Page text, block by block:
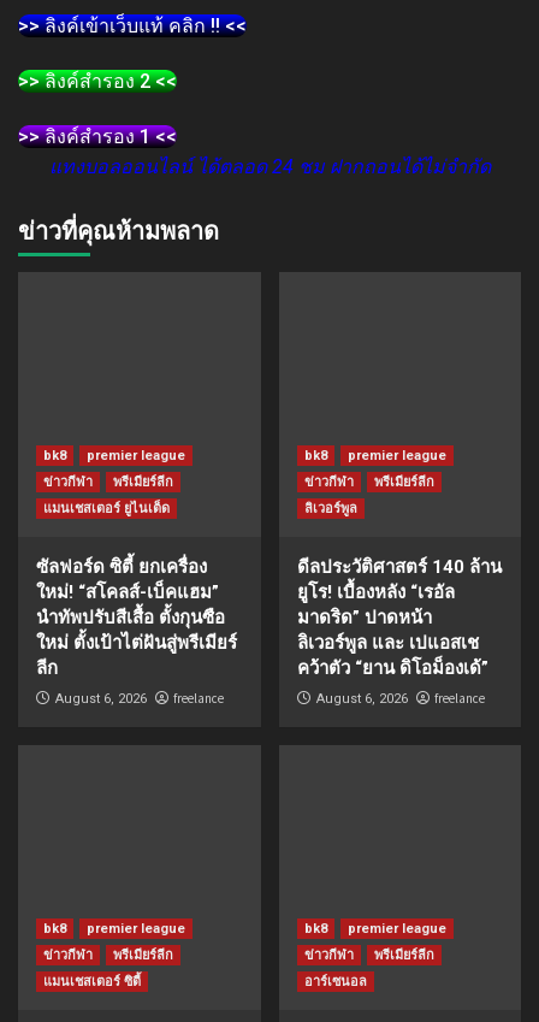
>> ลิงค์เข้าเว็บแท้ คลิก !! <<
>> ลิงค์สำรอง 2 <<
>> ลิงค์สำรอง 1 <<
แทงบอลออนไลน์ ได้ตลอด 24 ชม ฝากถอนได้ไม่จำกัด
ข่าวที่คุณห้ามพลาด
bk8
premier league
ข่าวกีฬา
พรีเมียร์ลีก
แมนเชสเตอร์ ยูไนเต็ด
ซัลฟอร์ด ซิตี้ ยกเครื่อง
ใหม่! “สโคลส์-เบ็คแฮม”
นำทัพปรับสีเสื้อ ตั้งกุนซือ
ใหม่ ตั้งเป้าไต่ฝันสู่พรีเมียร์
ลีก
August 6, 2026 freelance
bk8
premier league
ข่าวกีฬา
พรีเมียร์ลีก
ลิเวอร์พูล
ดีลประวัติศาสตร์ 140 ล้าน
ยูโร! เบื้องหลัง “เรอัล
มาดริด” ปาดหน้า
ลิเวอร์พูล และ เปแอสเช
คว้าตัว “ยาน ดิโอม็องเด้”
August 6, 2026 freelance
bk8
premier league
ข่าวกีฬา
พรีเมียร์ลีก
แมนเชสเตอร์ ซิตี้
bk8
premier league
ข่าวกีฬา
พรีเมียร์ลีก
อาร์เซนอล